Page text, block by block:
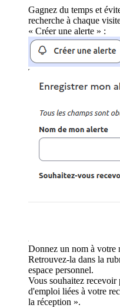
Gagnez du temps et
recherche à chaque
« Créer une alerte » :
Donnez un nom à votre
Retrouvez-la dans la
espace personnel.
Vous souhaitez
d'emploi liées à votre
la réception ».